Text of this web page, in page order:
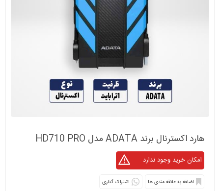
هارد اکسترنال برند ADATA مدل HD710 PRO
اشتراک گذاری